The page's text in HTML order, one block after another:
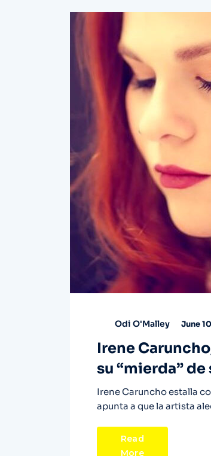
Odi O'Malley June
Irene
su “mierda”
Irene Caruncho estalla
apunta a que la artista
Read
More